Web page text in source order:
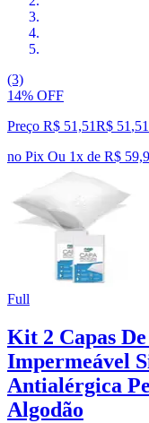
(3)
14% OFF
Preço R$ 51,51R$ 51 ,51
no Pix Ou 1x de R$
Full
Kit 2 Capas
Impermeável
Antialérgica
Algodão